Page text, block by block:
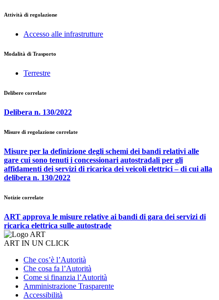
Attività di regolazione
Accesso alle infrastrutture
Modalità di Trasporto
Terrestre
Delibere correlate
Delibera n. 130/2022
Misure di regolazione correlate
Misure per la definizione degli schemi dei bandi relativi alle
gare cui sono tenuti i concessionari autostradali per gli
affidamenti dei servizi di ricarica dei veicoli elettrici – di cui alla
delibera n. 130/2022
Notizie correlate
ART approva le misure relative ai bandi di gara dei servizi di
ricarica elettrica sulle autostrade
ART IN UN CLICK
Che cos’è l’Autorità
Che cosa fa l’Autorità
Come si finanzia l’Autorità
Amministrazione Trasparente
Accessibilità